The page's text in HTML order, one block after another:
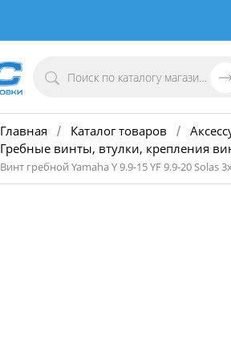
Главная / Каталог товаров /
Гребные винты, втулки, крепления
Винт гребной Yamaha Y 9.9-15 YF 9.9-20 Solas